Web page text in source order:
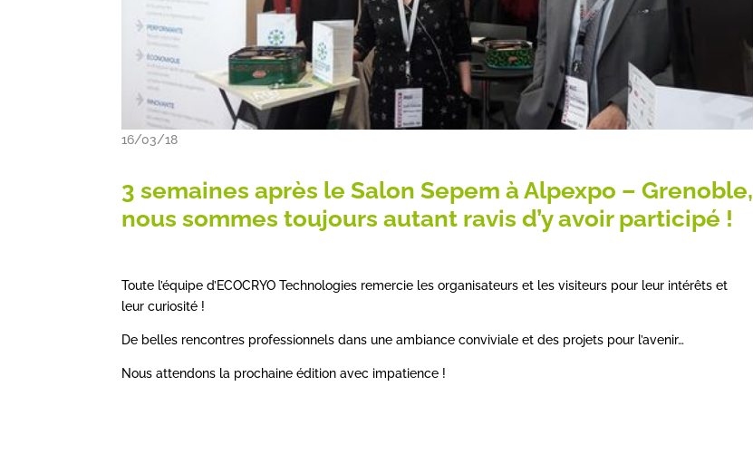
16/03/18
3 semaines après le Salon Sepem à Alpexpo – Grenoble,
nous sommes toujours autant ravis d’y avoir participé !
Toute l’équipe d’ECOCRYO Technologies remercie les organisateurs et les visiteurs pour leur intérêts et
leur curiosité !
De belles rencontres professionnels dans une ambiance conviviale et des projets pour l’avenir…
Nous attendons la prochaine édition avec impatience !